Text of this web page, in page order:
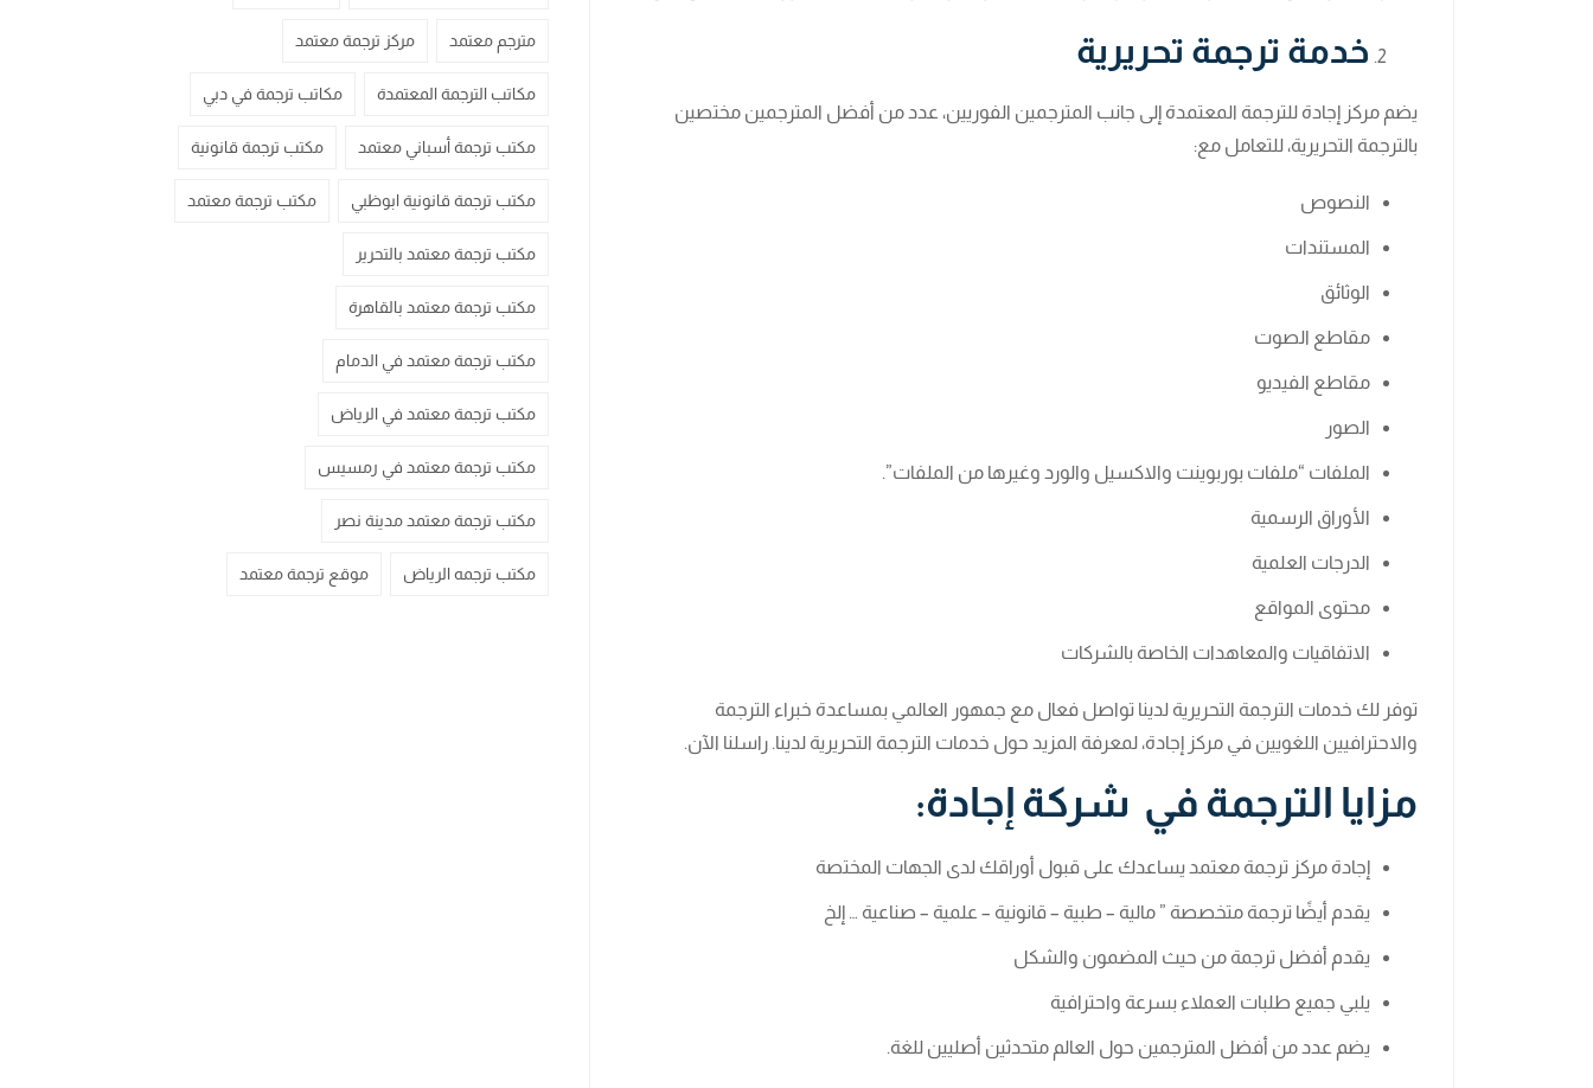
خدمة ترجمة تحريرية
يضم مركز إجادة للترجمة المعتمدة إلى جانب المترجمين الفوريين، عدد من أفضل المترجمين مختصين
بالترجمة التحريرية، للتعامل مع:
النصوص
المستندات
الوثائق
مقاطع الصوت
مقاطع الفيديو
الصور
الملفات “ملفات بوربوينت والاكسيل والورد وغيرها من الملفات”.
الأوراق الرسمية
الدرجات العلمية
محتوى المواقع
الاتفاقيات والمعاهدات الخاصة بالشركات
توفر لك خدمات الترجمة التحريرية لدينا تواصل فعال مع جمهور العالمي بمساعدة خبراء الترجمة
والاحترافيين اللغويين في مركز إجادة، لمعرفة المزيد حول خدمات الترجمة التحريرية لدينا. راسلنا الآن.
مزايا الترجمة في شركة إجادة:
إجادة مركز ترجمة معتمد يساعدك على قبول أوراقك لدى الجهات المختصة
يقدم أيضًا ترجمة متخصصة ” مالية – طبية – قانونية – علمية – صناعية … إلخ
يقدم أفضل ترجمة من حيث المضمون والشكل
يلبي جميع طلبات العملاء بسرعة واحترافية
يضم عدد من أفضل المترجمين حول العالم متحدثين أصليين للغة.
مترجم معتمد مركز ترجمة معتمد
مكاتب الترجمة المعتمدة مكاتب ترجمة في دبي
مكتب ترجمة أسباني معتمد مكتب ترجمة قانونية
مكتب ترجمة قانونية ابوظبي مكتب ترجمة معتمد
مكتب ترجمة معتمد بالتحرير
مكتب ترجمة معتمد بالقاهرة
مكتب ترجمة معتمد في الدمام
مكتب ترجمة معتمد في الرياض
مكتب ترجمة معتمد في رمسيس
مكتب ترجمة معتمد مدينة نصر
مكتب ترجمه الرياض موقع ترجمة معتمد